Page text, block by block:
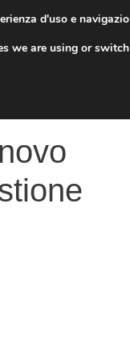
d'uso e
we are using or